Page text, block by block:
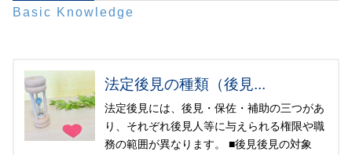
Basic Knowledge
法定後見の種類（後見...
法定後見には、後見・保佐・補助の三つがあ
り、それぞれ後見人等に与えられる権限や職
務の範囲が異なります。 ■後見後見の対象